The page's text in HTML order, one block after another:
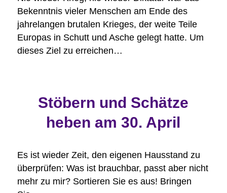
Bekenntnis vieler Menschen am Ende des
jahrelangen brutalen Krieges, der weite Teile
Europas in Schutt und Asche gelegt hatte. Um
dieses Ziel zu erreichen…
Stöbern und Schätze
heben am 30. April
Es ist wieder Zeit, den eigenen Hausstand zu
überprüfen: Was ist brauchbar, passt aber nicht
mehr zu mir? Sortieren Sie es aus! Bringen